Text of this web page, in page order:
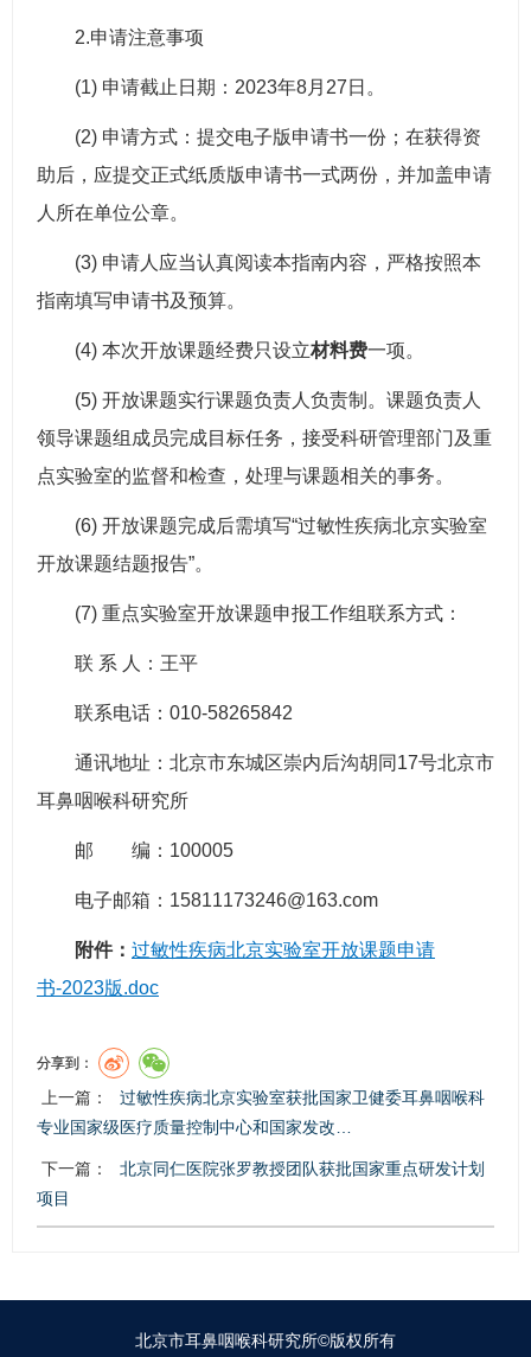
2.申请注意事项
(1) 申请截止日期：2023年8月27日。
(2) 申请方式：提交电子版申请书一份；在获得资
助后，应提交正式纸质版申请书一式两份，并加盖申请
人所在单位公章。
(3) 申请人应当认真阅读本指南内容，严格按照本
指南填写申请书及预算。
(4) 本次开放课题经费只设立材料费一项。
(5) 开放课题实行课题负责人负责制。课题负责人
领导课题组 成员完成目标任务，接受科研管理部门及重
点实验室的监督和检查，处理与课题相关的事务。
(6) 开放课题完成后需填写“过敏性疾病北京实验室
开放课题结题报告”。
(7) 重点实验室开放课题申报工作组联系方式：
联 系 人：王平
联系电话：010-58265842
通讯地址：北京市东城区崇内后沟胡同17号北京市
耳鼻咽喉科研究所
邮 编：100005
电子邮箱：15811173246@163.com
附件： 过敏性疾病北京实验室开放课题申请
书-2023版.doc
分享到：
上一篇：
过敏性疾病北京实验室获批国家卫健委耳鼻咽喉科
专业国家级医疗质量控制中心和国家发改…
下一篇：
北京同仁医院张罗教授团队获批国家重点研发计划
项目
北京市耳鼻咽喉科研究所©版权所有